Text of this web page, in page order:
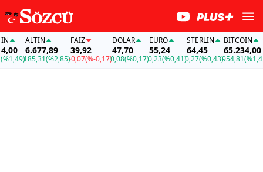
ALTIN
6.677,89
185,31(%2,85)
FAİZ
39,92
-0,07(%-0,17)
DOLAR
47,70
0,08(%0,17)
EURO
55,24
0,23(%0,41)
STERLIN
64,45
0,27(%0,43)
BITCOIN
65.234,00
954,81(%1,49)